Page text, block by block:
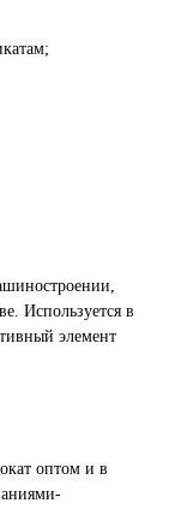
Используется в
элемент
оптом и в